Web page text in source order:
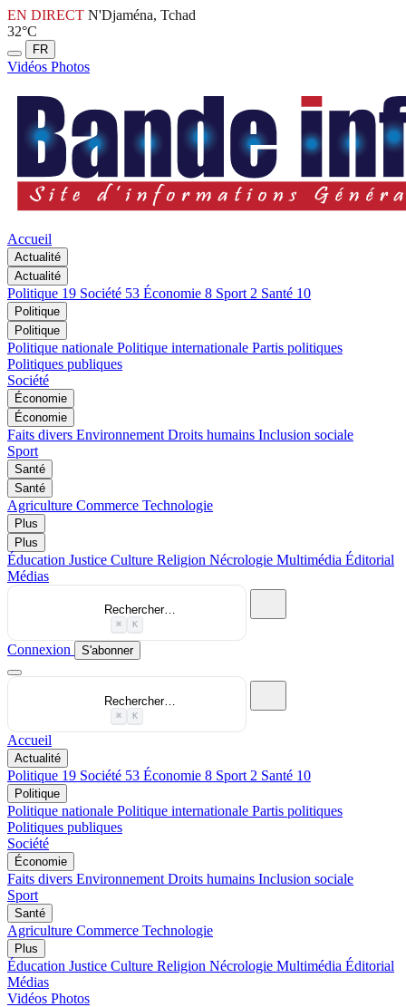
EN DIRECT N'Djaména, Tchad
32°C
FR
Vidéos Photos
Accueil
Actualité
Actualité
Politique 19 Société 53 Économie 8 Sport 2 Santé 10
Politique
Politique
Politique nationale Politique internationale Partis politiques
Politiques publiques
Société
Économie
Économie
Faits divers Environnement Droits humains Inclusion sociale
Sport
Santé
Santé
Agriculture Commerce Technologie
Plus
Plus
Éducation Justice Culture Religion Nécrologie Multimédia Éditorial
Médias
Rechercher…
⌘ K
Connexion S'abonner
Rechercher…
⌘ K
Accueil
Actualité
Politique 19 Société 53 Économie 8 Sport 2 Santé 10
Politique
Politique nationale Politique internationale Partis politiques
Politiques publiques
Société
Économie
Faits divers Environnement Droits humains Inclusion sociale
Sport
Santé
Agriculture Commerce Technologie
Plus
Éducation Justice Culture Religion Nécrologie Multimédia Éditorial
Médias
Vidéos Photos